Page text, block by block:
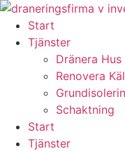
Skip
content
Start
Tjänster
Dränera Hus
Renovera
Schaktning
Start
Tjänster